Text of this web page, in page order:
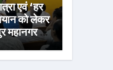
एवं ‘हर
को लेकर
महानगर की
9 अगस्त
सुभाष